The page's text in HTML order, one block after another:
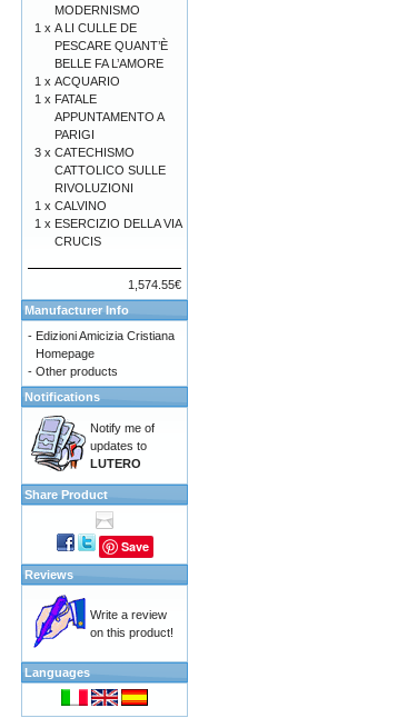
MODERNISMO
1 x A LI CULLE DE
PESCARE QUANT’È
BELLE FA L’AMORE
1 x ACQUARIO
1 x FATALE
APPUNTAMENTO A
PARIGI
3 x CATECHISMO
CATTOLICO SULLE
RIVOLUZIONI
1 x CALVINO
1 x ESERCIZIO DELLA VIA
CRUCIS
1,574.55€
Manufacturer Info
- Edizioni Amicizia Cristiana
Homepage
- Other products
Notifications
Notify me of
updates to
LUTERO
Share Product
Save
Reviews
Write a review
on this product!
Languages